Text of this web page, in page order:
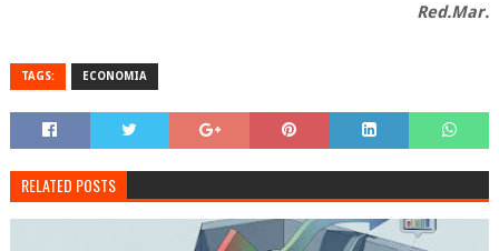
Red.Mar.
TAGS: ECONOMIA
RELATED POSTS